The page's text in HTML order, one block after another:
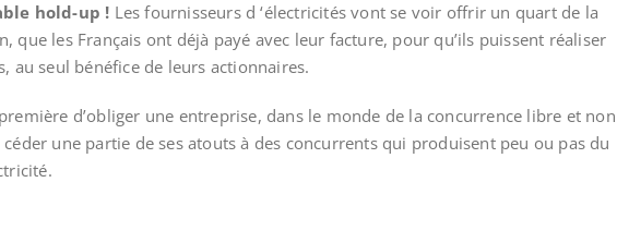
hold-up ! Les fournisseurs d ‘électricités vont se voir offrir un quart de la
que les Français ont déjà payé avec leur facture, pour qu’ils puissent réaliser
au seul bénéfice de leurs actionnaires.
première d’obliger une entreprise, dans le monde de la concurrence libre et non
céder une partie de ses atouts à des concurrents qui produisent peu ou pas du